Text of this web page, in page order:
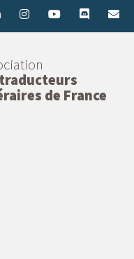
traducteurs
de France